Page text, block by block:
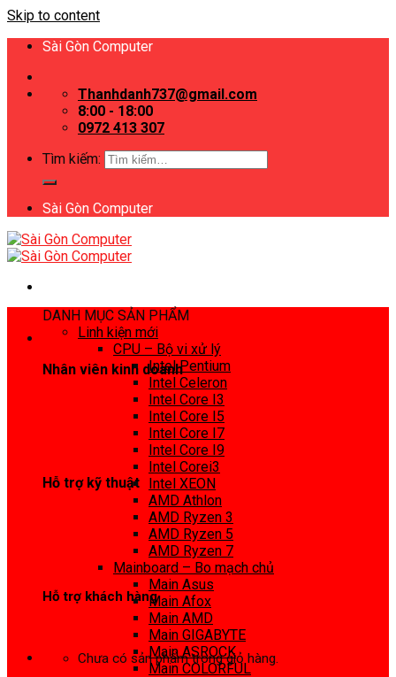
Skip to content
Sài Gòn Computer
Thanhdanh737@gmail.com
8:00 - 18:00
0972 413 307
Tìm kiếm:
Sài Gòn Computer
Nhân viên kinh doanh
Hỗ trợ kỹ thuật
Hỗ trợ khách hàng
Chưa có sản phẩm trong giỏ hàng.
DANH MỤC SẢN PHẨM
Linh kiện mới
CPU – Bộ vi xử lý
Intel Pentium
Intel Celeron
Intel Core I3
Intel Core I5
Intel Core I7
Intel Core I9
Intel Corei3
Intel XEON
AMD Athlon
AMD Ryzen 3
AMD Ryzen 5
AMD Ryzen 7
Mainboard – Bo mạch chủ
Main Asus
Main Afox
Main AMD
Main GIGABYTE
Main ASROCK
Main COLORFUL